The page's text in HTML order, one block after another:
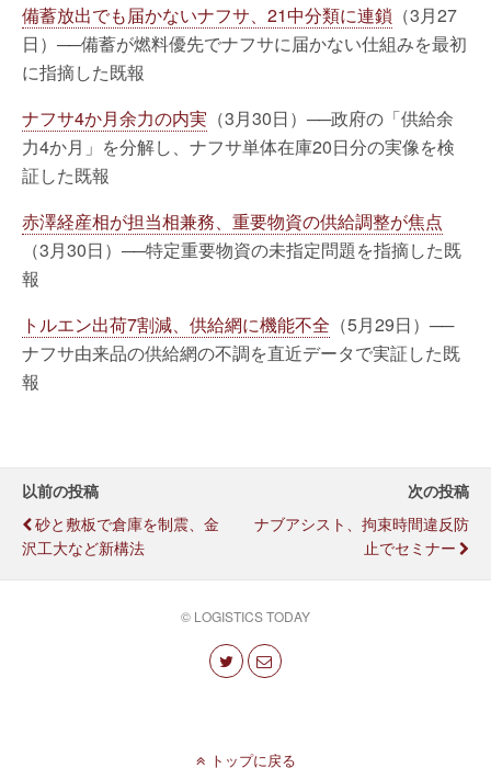
備蓄放出でも届かないナフサ、21中分類に連鎖 （3月27
日）──備蓄が燃料優先でナフサに届かない仕組みを最初
に指摘した既報
ナフサ4か月余力の内実 （3月30日）──政府の「供給余
力4か月」を分解し、ナフサ単体在庫20日分の実像を検
証した既報
赤澤経産相が担当相兼務、重要物資の供給調整が焦点
（3月30日）──特定重要物資の未指定問題を指摘した既
報
トルエン出荷7割減、供給網に機能不全 （5月29日）──
ナフサ由来品の供給網の不調を直近データで実証した既
報
以前の投稿
砂と敷板で倉庫を制震、金
沢工大など新構法
次の投稿
ナブアシスト、拘束時間違反防
止でセミナー
© LOGISTICS TODAY
トップに戻る